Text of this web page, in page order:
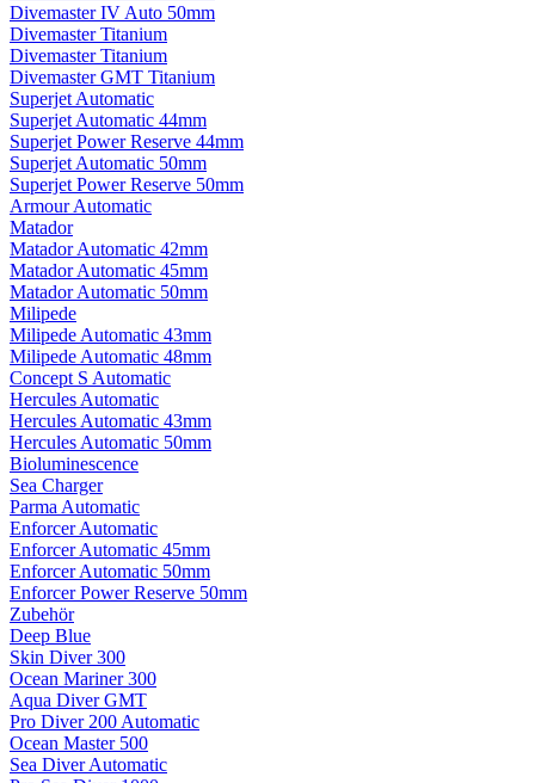
Divemaster IV Auto 50mm
Divemaster Titanium
Divemaster Titanium
Divemaster GMT Titanium
Superjet Automatic
Superjet Automatic 44mm
Superjet Power Reserve 44mm
Superjet Automatic 50mm
Superjet Power Reserve 50mm
Armour Automatic
Matador
Matador Automatic 42mm
Matador Automatic 45mm
Matador Automatic 50mm
Milipede
Milipede Automatic 43mm
Milipede Automatic 48mm
Concept S Automatic
Hercules Automatic
Hercules Automatic 43mm
Hercules Automatic 50mm
Bioluminescence
Sea Charger
Parma Automatic
Enforcer Automatic
Enforcer Automatic 45mm
Enforcer Automatic 50mm
Enforcer Power Reserve 50mm
Zubehör
Deep Blue
Skin Diver 300
Ocean Mariner 300
Aqua Diver GMT
Pro Diver 200 Automatic
Ocean Master 500
Sea Diver Automatic